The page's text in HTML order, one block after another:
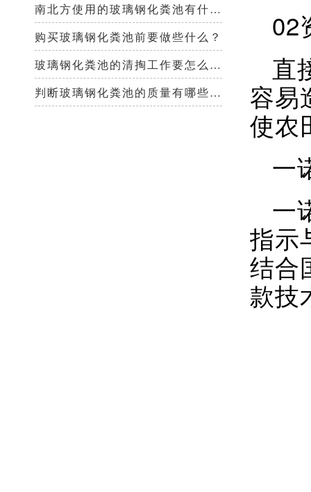
南北方使用的玻璃钢化粪池有什么区别？
购买玻璃钢化粪池前要做些什么？
玻璃钢化粪池的清掏工作要怎么做？
判断玻璃钢化粪池的质量有哪些好办法？
02
直
容易
使农
一
一
指示
结合
款技